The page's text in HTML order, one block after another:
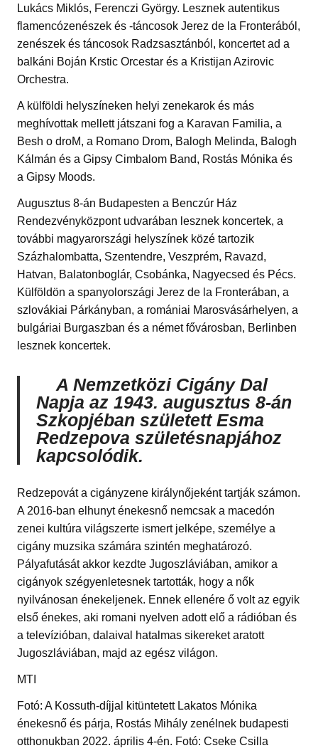
Lukács Miklós, Ferenczi György. Lesznek autentikus
flamencózenészek és -táncosok Jerez de la Fronterából,
zenészek és táncosok Radzsasztánból, koncertet ad a
balkáni Boján Krstic Orcestar és a Kristijan Azirovic
Orchestra.
A külföldi helyszíneken helyi zenekarok és más
meghívottak mellett játszani fog a Karavan Familia, a
Besh o droM, a Romano Drom, Balogh Melinda, Balogh
Kálmán és a Gipsy Cimbalom Band, Rostás Mónika és
a Gipsy Moods.
Augusztus 8-án Budapesten a Benczúr Ház
Rendezvényközpont udvarában lesznek koncertek, a
további magyarországi helyszínek közé tartozik
Százhalombatta, Szentendre, Veszprém, Ravazd,
Hatvan, Balatonboglár, Csobánka, Nagyecsed és Pécs.
Külföldön a spanyolországi Jerez de la Fronterában, a
szlovákiai Párkányban, a romániai Marosvásárhelyen, a
bulgáriai Burgaszban és a német fővárosban, Berlinben
lesznek koncertek.
A Nemzetközi Cigány Dal
Napja az 1943. augusztus 8-án
Szkopjéban született Esma
Redzepova születésnapjához
kapcsolódik.
Redzepovát a cigányzene királynőjeként tartják számon.
A 2016-ban elhunyt énekesnő nemcsak a macedón
zenei kultúra világszerte ismert jelképe, személye a
cigány muzsika számára szintén meghatározó.
Pályafutását akkor kezdte Jugoszláviában, amikor a
cigányok szégyenletesnek tartották, hogy a nők
nyilvánosan énekeljenek. Ennek ellenére ő volt az egyik
első énekes, aki romani nyelven adott elő a rádióban és
a televízióban, dalaival hatalmas sikereket aratott
Jugoszláviában, majd az egész világon.
MTI
Fotó: A Kossuth-díjjal kitüntetett Lakatos Mónika
énekesnő és párja, Rostás Mihály zenélnek budapesti
otthonukban 2022. április 4-én. Fotó: Cseke Csilla